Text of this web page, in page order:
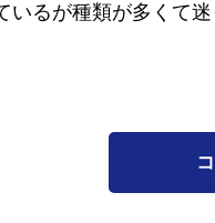
るが種類が多くて